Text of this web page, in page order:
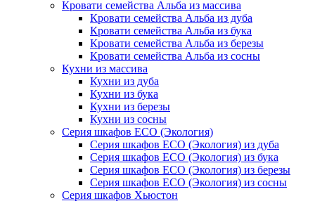
Кровати семейства Альба из массива
Кровати семейства Альба из дуба
Кровати семейства Альба из бука
Кровати семейства Альба из березы
Кровати семейства Альба из сосны
Кухни из массива
Кухни из дуба
Кухни из бука
Кухни из березы
Кухни из сосны
Серия шкафов ECO (Экология)
Серия шкафов ECO (Экология) из дуба
Серия шкафов ECO (Экология) из бука
Серия шкафов ECO (Экология) из березы
Серия шкафов ECO (Экология) из сосны
Серия шкафов Хьюстон